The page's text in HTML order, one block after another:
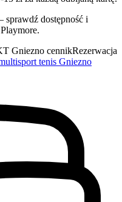
dostępność i
Gniezno cennikRezerwacja
tenis Gniezno